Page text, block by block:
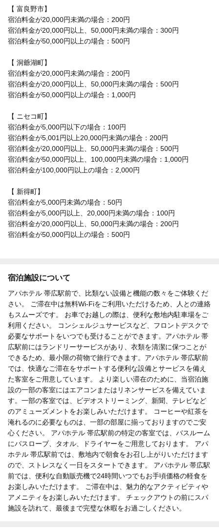
【 富良野市】
宿泊料金が20,000円未満の場合：200円
宿泊料金が20,000円以上、50,000円未満の場合：300円
宿泊料金が50,000円以上の場合：500円
【 洞爺湖町】
宿泊料金が20,000円未満の場合：200円
宿泊料金が20,000円以上、50,000円未満の場合：500円
宿泊料金が50,000円以上の場合：1,000円
【 ニセコ町】
宿泊料金が5,000円以下の場合：100円
宿泊料金が5,001円以上20,000円未満の場合：200円
宿泊料金が20,000円以上、50,000円未満の場合：500円
宿泊料金が50,000円以上、100,000円未満の場合：1,000円
宿泊料金が100,000円以上の場合：2,000円
【 新得町】
宿泊料金が5,000円未満の場合：50円
宿泊料金が5,000円以上、20,000円未満の場合：100円
宿泊料金が20,000円以上、50,000円未満の場合：200円
宿泊料金が50,000円以上の場合：500円
宿泊施設について
アパホテル 帯広駅前で、比類ない設備と機能の数々をご体験くだ
さい。 ご滞在中は無料Wi-Fiをご利用いただけるため、人との連絡
もスムーズです。 お車でお越しの際は、便利な敷地内駐車場をご
利用ください。 コンシェルジュサービスなど、フロントデスクで
必要なサポートをいつでも受けることができます。アパホテル 帯
広駅前にはランドリーサービスがあり、衣類を清潔に保つことが
できるため、最小限の荷物で旅行できます。アパホテル 帯広駅前
では、快適なご滞在をサポートする便利な設備とサービスを備え
た客室をご用意しています。 より楽しい滞在のために、当宿泊施
設の一部の客室にはエアコンまたはリネンサービスを備えていま
す。一部の客室では、ビデオストリーミング、新聞、テレビなど
のアミューズメントをお楽しみいただけます。 コーヒーや紅茶を
淹れるのに必要なものは、一部の部屋に揃っておりますのでご安
心ください。 アパホテル 帯広駅前の特定の客室では、バスルーム
にバスローブ、タオル、ドライヤーをご用意しております。 アパ
ホテル 帯広駅前では、敷地内で朝食をお召し上がりいただけます
ので、ストレスなく一日をスタートできます。 アパホテル 帯広駅
前では、便利な自動販売機で24時間いつでもお手頃価格の軽食を
お楽しみいただけます。 ご滞在中は、魅力的なアクティビティや
アメニティをお楽しみいただけます。 チェックアウトの前にスパ
施設を訪れて、最後まで完璧な休暇をお過ごしください。